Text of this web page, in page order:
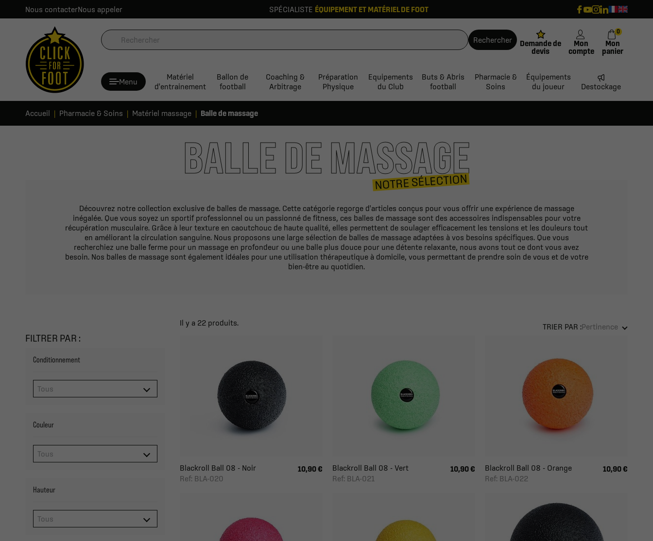
Nous contacterNous appeler SPÉCIALISTE ÉQUIPEMENT ET MATÉRIEL DE FOOT
Rechercher
Demande de
devis
Mon
compte
Mon
panier
0
Menu
Matériel
d'entrainement
Ballon de
football
Coaching &
Arbitrage
Préparation
Physique
Equipements
du Club
Buts & Abris
football
Pharmacie &
Soins
Équipements
du joueur
Destockage
Accueil Pharmacie & Soins Matériel massage Balle de massage
BALLE DE MASSAGE
NOTRE SÉLECTION
Découvrez notre collection exclusive de balles de massage. Cette catégorie regorge d'articles conçus pour vous offrir une expérience de massage
inégalée. Que vous soyez un sportif professionnel ou un passionné de fitness, ces balles de massage sont des accessoires indispensables pour votre
récupération musculaire. Grâce à leur texture en caoutchouc de haute qualité, elles permettent de soulager efficacement les tensions et les douleurs tout
en améliorant la circulation sanguine. Nous proposons une large sélection de balles de massage adaptées à vos besoins spécifiques. Que vous
recherchiez une balle ferme pour un massage en profondeur ou une balle plus douce pour une détente relaxante, nous avons tout ce dont vous avez
besoin. Nos balles de massage sont également idéales pour une utilisation thérapeutique à domicile, vous permettant de prendre soin de vous et de votre
bien-être au quotidien.
FILTRER PAR :
Conditionnement
Couleur
Hauteur
Il y a 22 produits. TRIER PAR :Pertinence
Blackroll Ball 08 - Noir
Ref: BLA-020
10,90 €
Blackroll Ball 08 - Vert
Ref: BLA-021
10,90 €
Blackroll Ball 08 - Orange
Ref: BLA-022
10,90 €